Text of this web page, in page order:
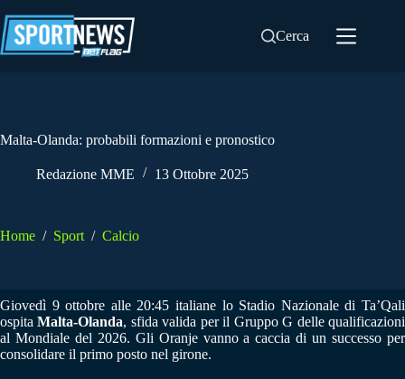
al
contenuto
Cerca
Malta-Olanda: probabili formazioni e pronostico
Redazione MME 13 Ottobre 2025
Home / Sport / Calcio
Giovedì 9 ottobre alle 20:45 italiane lo Stadio Nazionale di Ta’Qali
ospitaMalta-Olanda, sfida valida per il Gruppo G delle qualificazioni
al Mondiale del 2026. Gli Oranje vanno a caccia di un successo per
consolidare il primo posto nel girone.